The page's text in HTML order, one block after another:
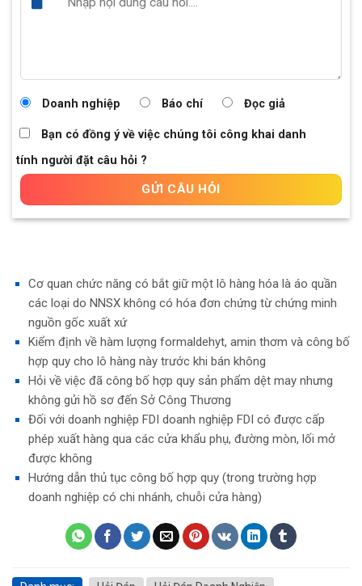
Doanh nghiệp Báo chí Đọc giả
Bạn có đồng ý về việc chúng tôi công khai danh
tính người đặt câu hỏi ?
Cơ quan chức năng có bắt giữ một lô hàng hóa là áo quần
các loại do NNSX không có hóa đơn chứng từ chứng minh
nguồn gốc xuất xứ
Kiểm định về hàm lượng formaldehyt, amin thơm và công bố
hợp quy cho lô hàng này trước khi bán không
Hỏi về việc đã công bố hợp quy sản phẩm dệt may nhưng
không gửi hồ sơ đến Sở Công Thương
Đối với doanh nghiệp FDI doanh nghiệp FDI có được cấp
phép xuất hàng qua các cửa khẩu phụ, đường mòn, lối mở
được không
Hướng dẫn thủ tục công bố hợp quy (trong trường hợp
doanh nghiệp có chi nhánh, chuỗi cửa hàng)